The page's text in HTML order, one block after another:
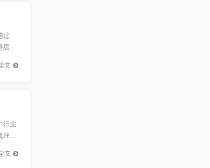
建
居住
局
文
行业
理想
文